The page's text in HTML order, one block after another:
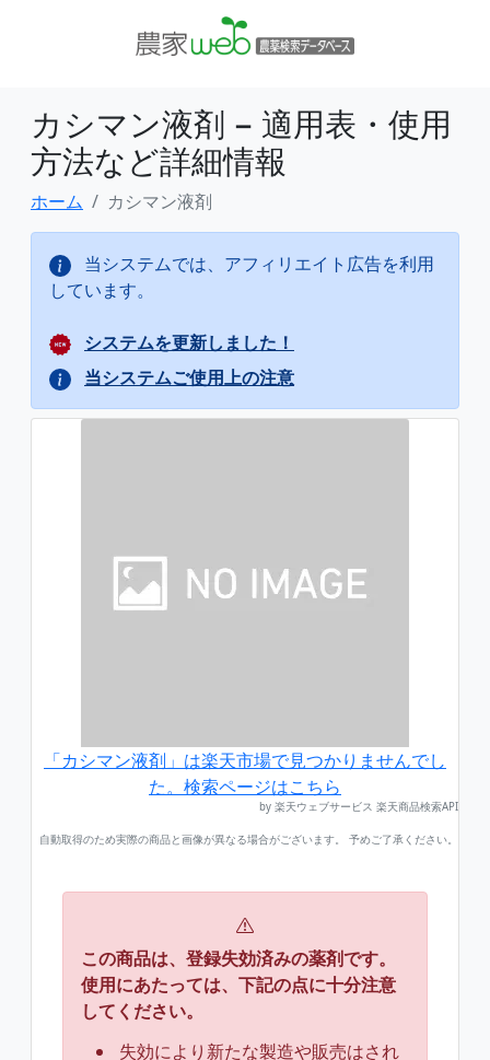
カシマン液剤 − 適用表・使用
方法など詳細情報
ホーム カシマン液剤
当システムでは、アフィリエイト広告を利用
しています。
システムを更新しました！
当システムご使用上の注意
「カシマン液剤」は楽天市場で見つかりませんでし
た。検索ページはこちら
by 楽天ウェブサービス 楽天商品検索API
自動取得のため実際の商品と画像が異なる場合がございます。 予めご了承ください。
この商品は、登録失効済みの薬剤です。
使用にあたっては、下記の点に十分注意
してください。
失効により新たな製造や販売はされ